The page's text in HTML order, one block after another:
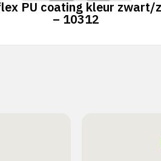
PU coating kleur zwart/
– 10312